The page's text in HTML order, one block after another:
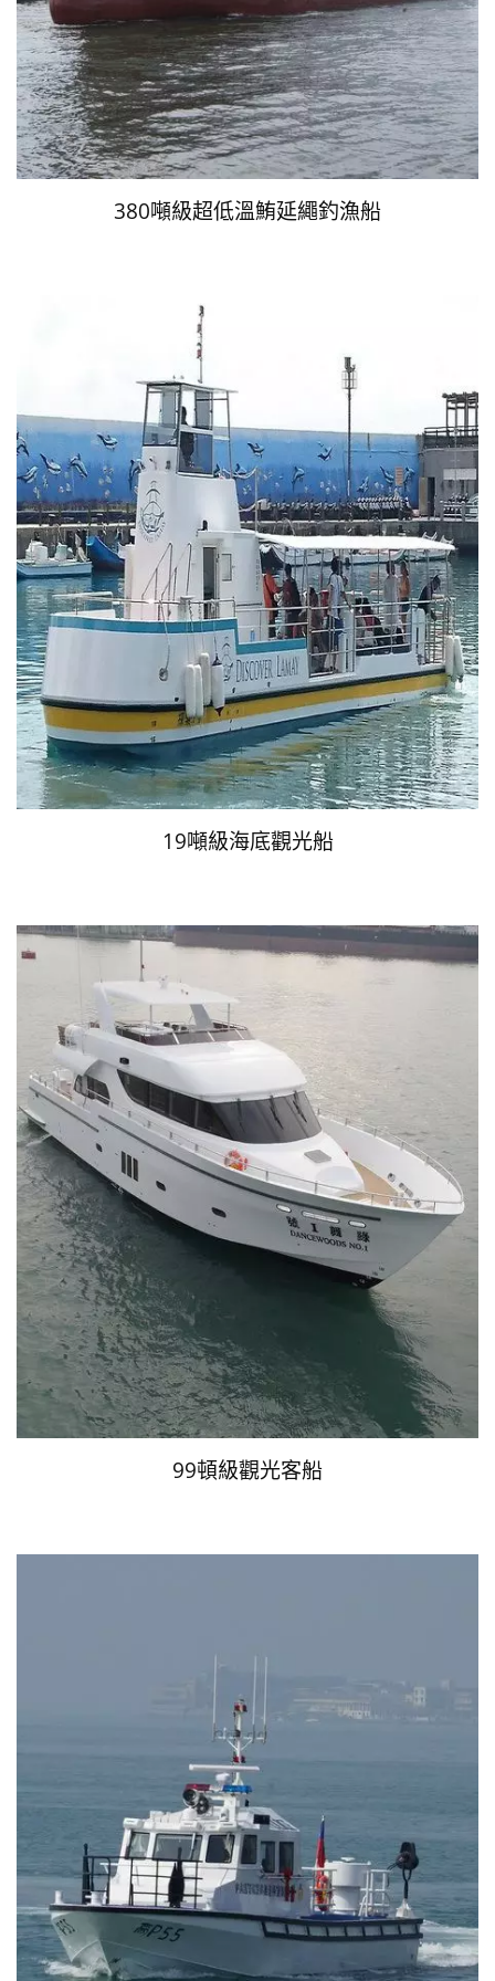
380噸級超低溫鮪延繩釣漁船
19噸級海底觀光船
99頓級觀光客船